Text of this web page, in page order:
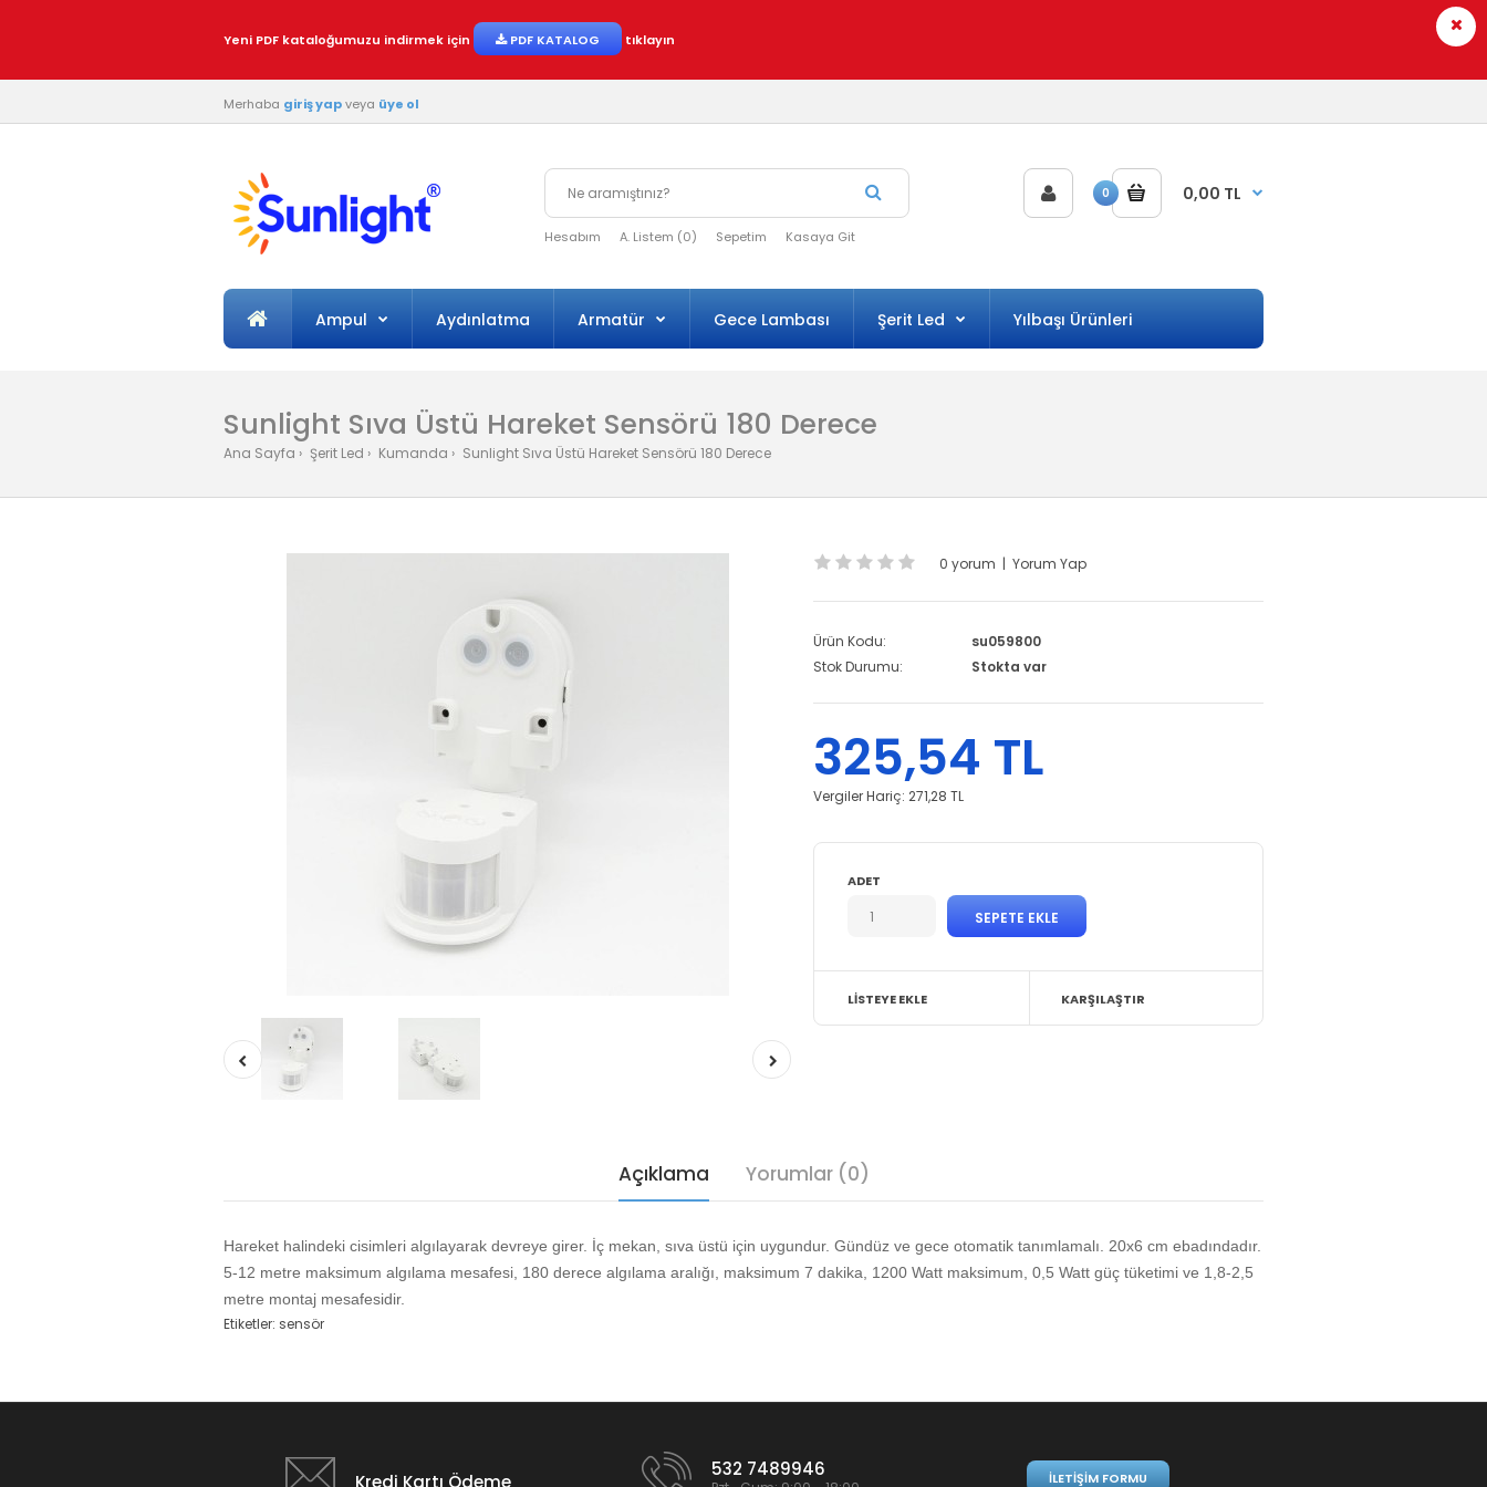
Yeni PDF kataloğumuzu indirmek için PDF KATALOG tıklayın
Merhaba giriş yapveya üye ol
Hesabım A. Listem (0) Sepetim Kasaya Git
0 0,00 TL
Ampul Aydınlatma Armatür Gece Lambası Şerit Led Yılbaşı Ürünleri
Sunlight Sıva Üstü Hareket Sensörü 180 Derece
Ana Sayfa Şerit Led Kumanda Sunlight Sıva Üstü Hareket Sensörü 180 Derece
0 yorum |Yorum Yap
Ürün Kodu:
su059800
Stok Durumu:
Stokta var
325,54 TL
Vergiler Hariç:271,28 TL
ADET
LISTEYE EKLE KARŞILAŞTIR
Açıklama Yorumlar (0)
Hareket halindeki cisimleri algılayarak devreye girer. İç mekan, sıva üstü için uygundur. Gündüz ve gece otomatik tanımlamalı. 20x6 cm ebadındadır.
5-12 metre maksimum algılama mesafesi, 180 derece algılama aralığı, maksimum 7 dakika, 1200 Watt maksimum, 0,5 Watt güç tüketimi ve 1,8-2,5
metre montaj mesafesidir.
Etiketler: sensör
Kredi Kartı Ödeme
532 7489946 İLETIŞIM FORMU